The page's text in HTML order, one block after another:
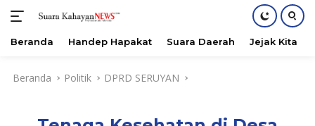
Beranda Handep Hapakat Suara Daerah Jejak Kita
Beranda Politik DPRD SERUYAN